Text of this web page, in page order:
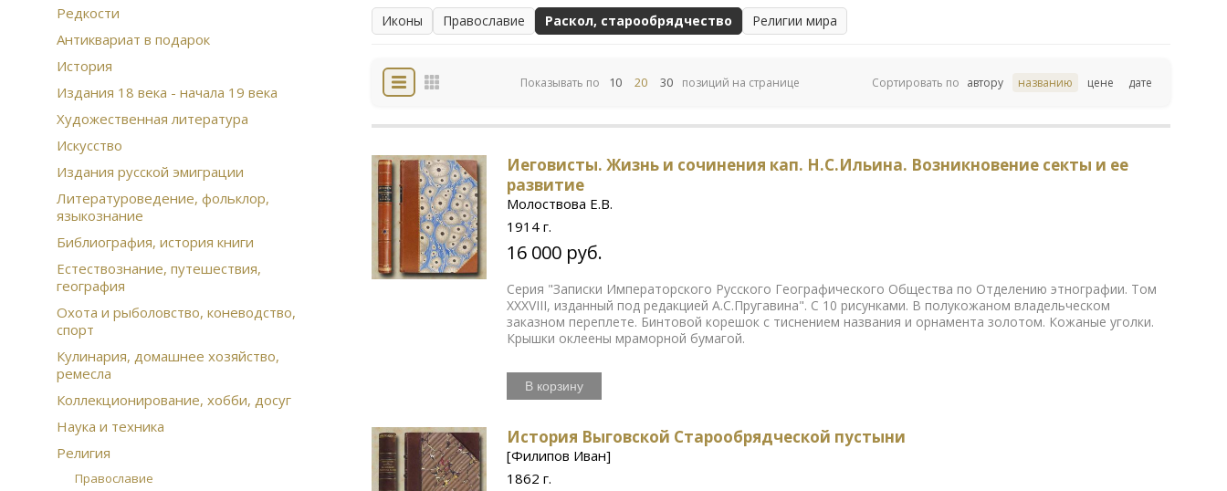
Редкости
Антиквариат в подарок
История
Издания 18 века - начала 19 века
Художественная литература
Искусство
Издания русской эмиграции
Литературоведение, фольклор,
языкознание
Библиография, история книги
Естествознание, путешествия,
география
Охота и рыболовство, коневодство,
спорт
Кулинария, домашнее хозяйство,
ремесла
Коллекционирование, хобби, досуг
Наука и техника
Религия
Православие
Иконы Православие Раскол, старообрядчество Религии мира
Показывать по 10 20 30 позиций на странице Сортировать по автору названию цене дате
Иеговисты. Жизнь и сочинения кап. Н.С.Ильина. Возникновение секты и ее
развитие
Молоствова Е.В.
1914 г.
16 000 руб.
Серия "Записки Императорского Русского Географического Общества по Отделению этнографии. Том
XXXVIII, изданный под редакцией А.С.Пругавина". С 10 рисунками. В полукожаном владельческом
заказном переплете. Бинтовой корешок с тиснением названия и орнамента золотом. Кожаные уголки.
Крышки оклеены мраморной бумагой.
В корзину
История Выговской Старообрядческой пустыни
[Филипов Иван]
1862 г.